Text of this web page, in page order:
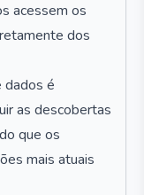
acessem os
dos
dados é
as descobertas
que os
mais atuais